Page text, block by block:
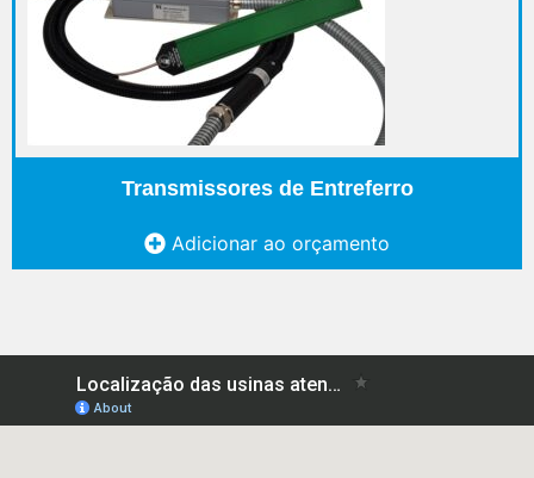
Transmissores de Entreferro
Adicionar ao orçamento